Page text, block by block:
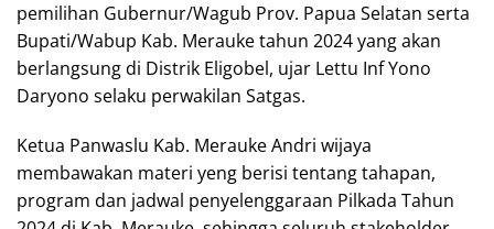
pemilihan Gubernur/Wagub Prov. Papua Selatan serta
Bupati/Wabup Kab. Merauke tahun 2024 yang akan
berlangsung di Distrik Eligobel, ujar Lettu Inf Yono
Daryono selaku perwakilan Satgas.
Ketua Panwaslu Kab. Merauke Andri wijaya
membawakan materi yeng berisi tentang tahapan,
program dan jadwal penyelenggaraan Pilkada Tahun